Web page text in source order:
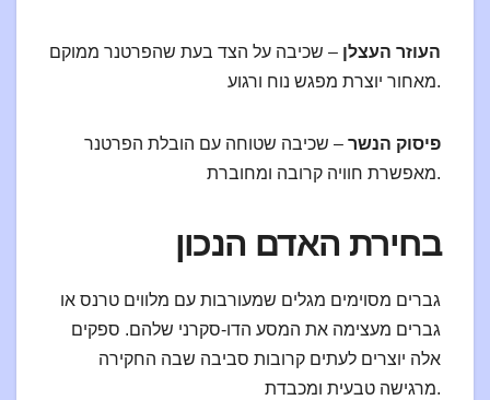
העוזר העצלן – שכיבה על הצד בעת שהפרטנר ממוקם
מאחור יוצרת מפגש נוח ורגוע.
פיסוק הנשר – שכיבה שטוחה עם הובלת הפרטנר
מאפשרת חוויה קרובה ומחוברת.
בחירת האדם הנכון
גברים מסוימים מגלים שמעורבות עם מלווים טרנס או
גברים מעצימה את המסע הדו-סקרני שלהם. ספקים
אלה יוצרים לעתים קרובות סביבה שבה החקירה
מרגישה טבעית ומכבדת.